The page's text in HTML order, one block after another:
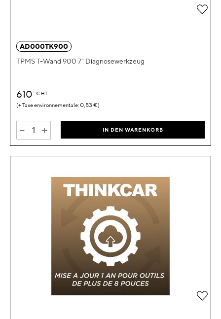
AD000TK900
TPMS T-Wand 900 7" Diagnosewerkzeug
610 € HT
0,53 €
- + IN DEN WARENKORB
Zur
Zur